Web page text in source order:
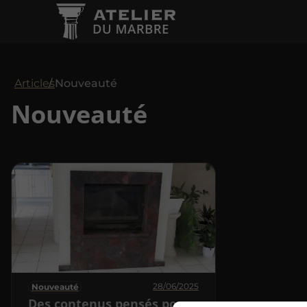
ArticlesNouveauté
Nouveauté
Nouveauté 28/06/2025
Des contenus pensés pour